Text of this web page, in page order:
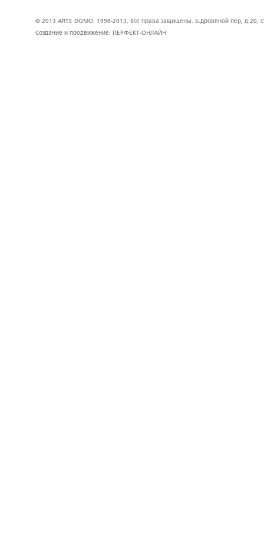
© 2013 ARTE DOMO. 1998-2013. Все права защищены. Б.Дровяной пер, д.20,
Создание и продвижение.
ПЕРФЕКТ-ОНЛАЙН